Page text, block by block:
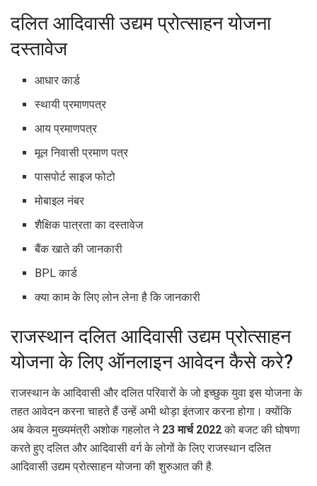
दलित आदिवासी उद्यम प्रोत्साहन योजना
दस्तावेज
आधार कार्ड
स्थायी प्रमाणपत्र
आय प्रमाणपत्र
मूल निवासी प्रमाण पत्र
पासपोर्ट साइज फोटो
मोबाइल नंबर
शैक्षिक पात्रता का दस्तावेज
बैंक खाते की जानकारी
BPL कार्ड
क्या काम के लिए लोन लेना है कि जानकारी
राजस्थान दलित आदिवासी उद्यम प्रोत्साहन
योजना के लिए ऑनलाइन आवेदन कैसे करे?
राजस्थान के आदिवासी और दलित परिवारों के जो इच्छुक युवा इस योजना के
तहत आवेदन करना चाहते हैं उन्हें अभी थोड़ा इंतजार करना होगा। क्योंकि
अब केवल मुख्यमंत्री अशोक गहलोत ने 23 मार्च 2022को बजट की घोषणा
करते हुए दलित और आदिवासी वर्ग के लोगों के लिए राजस्थान दलित
आदिवासी उद्यम प्रोत्साहन योजना की शुरुआत की है.